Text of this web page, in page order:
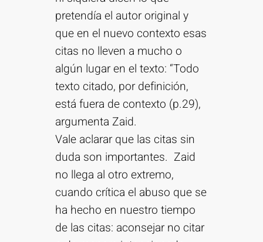
pretendía el autor original y
que en el nuevo contexto esas
citas no lleven a mucho o
algún lugar en el texto: “Todo
texto citado, por definición,
está fuera de contexto (p.29),
argumenta Zaid.
Vale aclarar que las citas sin
duda son importantes. Zaid
no llega al otro extremo,
cuando crítica el abuso que se
ha hecho en nuestro tiempo
de las citas: aconsejar no citar